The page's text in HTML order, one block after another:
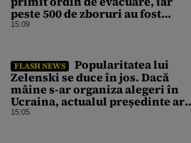
peste 500 de zboruri au fost
anulate
15:09
FLASH NEWS
Popularitatea lui
Zelenski se duce în jos. Dacă
mâine s-ar organiza alegeri în
Ucraina, actualul președinte ar
pierde categoric în turul al doilea
15:05